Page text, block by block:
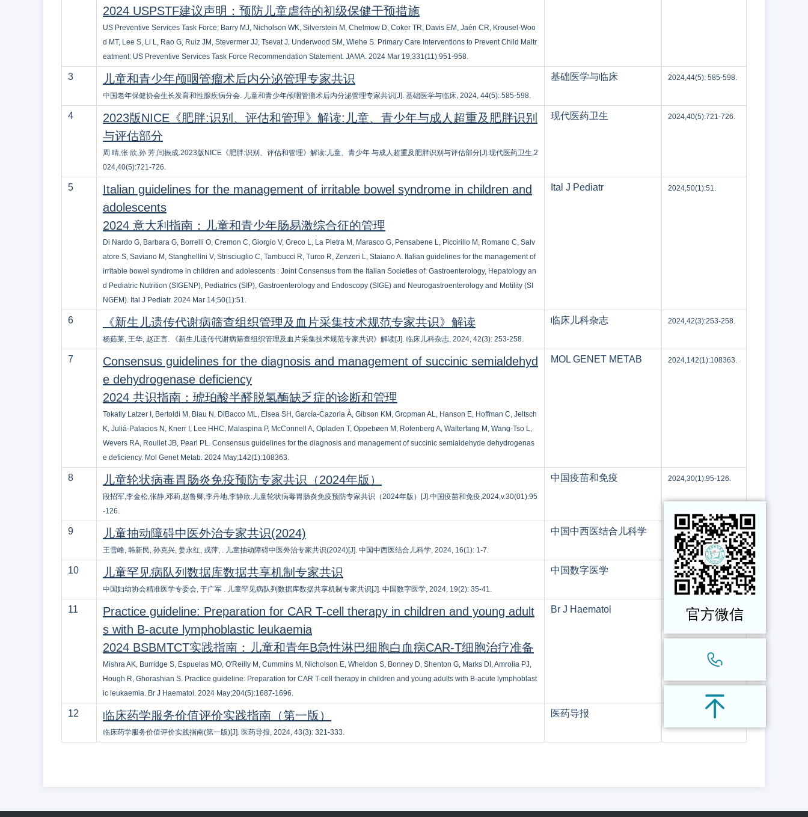
2024 USPSTF建议声明：预防儿童虐待的初级保健干预措施
US Preventive Services Task Force; Barry MJ, Nicholson WK, Silverstein M, Chelmow D, Coker TR, Davis EM, Jaén CR, Krousel-Woo
d MT, Lee S, Li L, Rao G, Ruiz JM, Stevermer JJ, Tsevat J, Underwood SM, Wiehe S. Primary Care Interventions to Prevent Child Maltr
eatment: US Preventive Services Task Force Recommendation Statement. JAMA. 2024 Mar 19;331(11):951-958.
3 儿童和青少年颅咽管瘤术后内分泌管理专家共识
中国老年保健协会生长发育和性腺疾病分会. 儿童和青少年颅咽管瘤术后内分泌管理专家共识[J]. 基础医学与临床, 2024, 44(5): 585-598.
基础医学与临床 2024,44(5): 585-598.
4
2023版NICE《肥胖:识别、评估和管理》解读:儿童、青少年与成人超重及肥胖识别
与评估部分
周 晴,张 欣,孙 芳,闫振成.2023版NICE《肥胖:识别、评估和管理》解读:儿童、青少年 与成人超重及肥胖识别与评估部分[J].现代医药卫生,2
024,40(5):721-726.
现代医药卫生 2024,40(5):721-726.
5
Italian guidelines for the management of irritable bowel syndrome in children and
adolescents
2024 意大利指南：儿童和青少年肠易激综合征的管理
Di Nardo G, Barbara G, Borrelli O, Cremon C, Giorgio V, Greco L, La Pietra M, Marasco G, Pensabene L, Piccirillo M, Romano C, Salv
atore S, Saviano M, Stanghellini V, Strisciuglio C, Tambucci R, Turco R, Zenzeri L, Staiano A. Italian guidelines for the management of
irritable bowel syndrome in children and adolescents : Joint Consensus from the Italian Societies of: Gastroenterology, Hepatology an
d Pediatric Nutrition (SIGENP), Pediatrics (SIP), Gastroenterology and Endoscopy (SIGE) and Neurogastroenterology and Motility (SI
NGEM). Ital J Pediatr. 2024 Mar 14;50(1):51.
Ital J Pediatr 2024,50(1):51.
6 《新生儿遗传代谢病筛查组织管理及血片采集技术规范专家共识》解读
杨茹莱, 王华, 赵正言. 《新生儿遗传代谢病筛查组织管理及血片采集技术规范专家共识》解读[J]. 临床儿科杂志, 2024, 42(3): 253-258.
临床儿科杂志 2024,42(3):253-258.
7
Consensus guidelines for the diagnosis and management of succinic semialdehyd
e dehydrogenase deficiency
2024 共识指南：琥珀酸半醛脱氢酶缺乏症的诊断和管理
Tokatly Latzer I, Bertoldi M, Blau N, DiBacco ML, Elsea SH, García-Cazorla À, Gibson KM, Gropman AL, Hanson E, Hoffman C, Jeltsch
K, Juliá-Palacios N, Knerr I, Lee HHC, Malaspina P, McConnell A, Opladen T, Oppebøen M, Rotenberg A, Walterfang M, Wang-Tso L,
Wevers RA, Roullet JB, Pearl PL. Consensus guidelines for the diagnosis and management of succinic semialdehyde dehydrogenas
e deficiency. Mol Genet Metab. 2024 May;142(1):108363.
MOL GENET METAB 2024,142(1):108363.
8 儿童轮状病毒胃肠炎免疫预防专家共识（2024年版）
段招军,李金松,张静,邓莉,赵鲁卿,李丹地,李静欣.儿童轮状病毒胃肠炎免疫预防专家共识（2024年版）[J].中国疫苗和免疫,2024,v.30(01):95
-126.
中国疫苗和免疫 2024,30(1):95-126.
9 儿童抽动障碍中医外治专家共识(2024)
王雪峰, 韩新民, 孙克兴, 姜永红, 戎萍, . 儿童抽动障碍中医外治专家共识(2024)[J]. 中国中西医结合儿科学, 2024, 16(1): 1-7.
中国中西医结合儿科学 2024,16(1):1-7.
10 儿童罕见病队列数据库数据共享机制专家共识
中国妇幼协会精准医学专委会, 于广军 . 儿童罕见病队列数据库数据共享机制专家共识[J]. 中国数字医学, 2024, 19(2): 35-41.
中国数字医学 2024,19(2):35-41.
11
Practice guideline: Preparation for CAR T-cell therapy in children and young adult
s with B-acute lymphoblastic leukaemia
2024 BSBMTCT实践指南：儿童和青年B急性淋巴细胞白血病CAR-T细胞治疗准备
Mishra AK, Burridge S, Espuelas MO, O'Reilly M, Cummins M, Nicholson E, Wheldon S, Bonney D, Shenton G, Marks DI, Amrolia PJ,
Hough R, Ghorashian S. Practice guideline: Preparation for CAR T-cell therapy in children and young adults with B-acute lymphoblast
ic leukaemia. Br J Haematol. 2024 May;204(5):1687-1696.
Br J Haematol 2024.
12 临床药学服务价值评价实践指南（第一版）
临床药学服务价值评价实践指南(第一版)[J]. 医药导报, 2024, 43(3): 321-333.
医药导报
官方微信